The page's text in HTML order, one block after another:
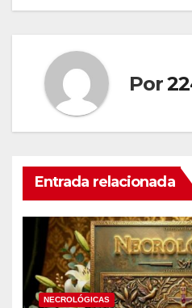
de
entradas
Por
Entrada relacionada
NECROLÓGICAS